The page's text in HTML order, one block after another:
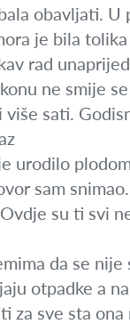
obavljati. U
je bila
rad
ne smije
sati.
urodilo
sam
su ti svi
da se nije
otpadke a
sve sta ona